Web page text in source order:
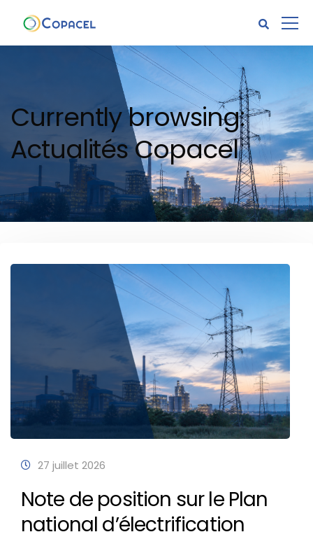
Currently browsing:
Actualités Copacel
27 juillet 2026
Note de position sur le Plan
national d’électrification